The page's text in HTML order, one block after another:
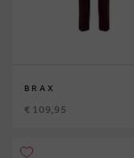
BRAX
€ 109,95